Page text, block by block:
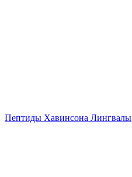
Пептиды Хавинсона Лингвалы